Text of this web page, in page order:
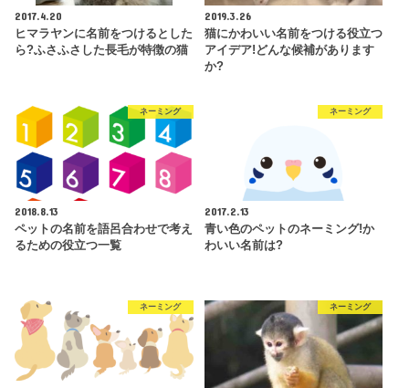
2017.4.20
ヒマラヤンに名前をつけるとした
ら?ふさふさした長毛が特徴の猫
2019.3.26
猫にかわいい名前をつける役立つ
アイデア!どんな候補があります
か?
ネーミング
2018.8.13
ペットの名前を語呂合わせで考え
るための役立つ一覧
ネーミング
2017.2.13
青い色のペットのネーミング!か
わいい名前は?
ネーミング ネーミング